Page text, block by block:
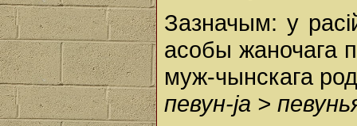
Зазначым: у
асобы жаночага
муж-чынскага
певун-jа >